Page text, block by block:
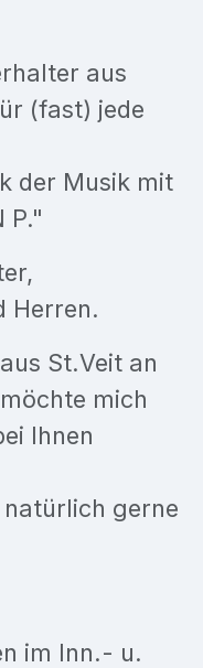
aus
(fast) jede
der Musik mit
P."
Herren.
St.Veit an
mich
Ihnen
natürlich gerne
im Inn.- u.